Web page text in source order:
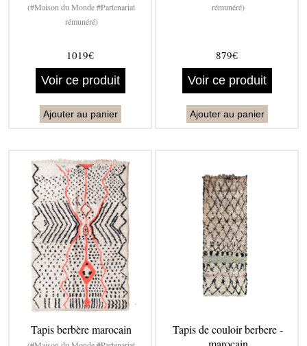
(#Maison du Monde #Partenariat
rémunéré)
1019€
Voir ce produit
Ajouter au panier
rémunéré)
879€
Voir ce produit
Ajouter au panier
Tapis berbère marocain
Tapis de couloir berbere -